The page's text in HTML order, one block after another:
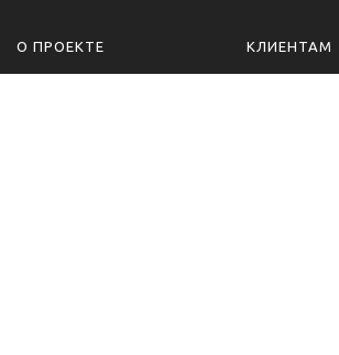
О ПРОЕКТЕ КЛИЕНТАМ